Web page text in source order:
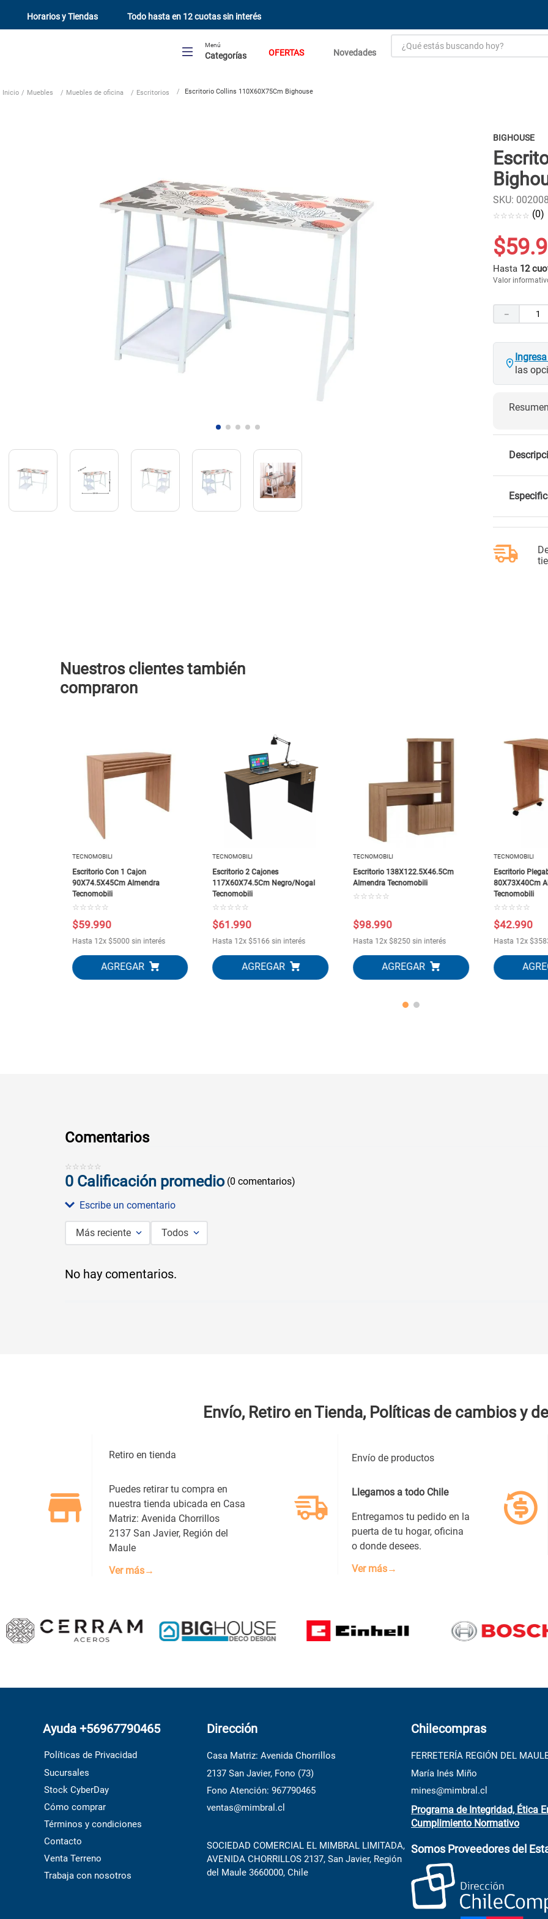
Horarios y Tiendas Todo hasta en 12 cuotas sin interés
Menú
Categorías OFERTAS Novedades
¿Qué estás buscando hoy?
Muebles Muebles de oficina Escritorios Escritorio Collins 110X60X75Cm Bighouse
BIGHOUSE
SKU:
☆ ☆ ☆ ☆ ☆ (0)
$59.
Hasta 12
Valor
－
las
Nuestros clientes también
compraron
TECNOMOBILI
Escritorio Con 1 Cajon
90X74.5X45Cm Almendra
Tecnomobili
☆☆☆☆☆
$59.990
Hasta 12x $5000 sin interés
TECNOMOBILI
Escritorio 2 Cajones
117X60X74.5Cm Negro/Nogal
Tecnomobili
☆☆☆☆☆
$61.990
Hasta 12x $5166 sin interés
TECNOMOBILI
Escritorio 138X122.5X46.5Cm
Almendra Tecnomobili
☆☆☆☆☆
$98.990
Hasta 12x $8250 sin interés
TECNOMOBILI
Escritorio
80X73X40Cm
Tecnomobili
☆☆☆☆☆
$42.990
Hasta 12x $
Comentarios
☆ ☆ ☆ ☆ ☆
0 Calificación promedio (0 comentarios)
Escribe un comentario
Título
Más reciente Todos
No hay comentarios.
Envío, Retiro en Tienda, Políticas de cambios y
Retiro en tienda
Puedes retirar tu compra en
nuestra tienda ubicada en Casa
Matriz: Avenida Chorrillos
2137 San Javier, Región del
Maule
Ver más→
Envío de productos
Llegamos a todo Chile
Entregamos tu pedido en la
puerta de tu hogar, oficina
o donde desees.
Ver más→
Ayuda +56967790465
Políticas de Privacidad
Sucursales
Stock CyberDay
Cómo comprar
Términos y condiciones
Contacto
Venta Terreno
Trabaja con nosotros
Dirección
Casa Matriz: Avenida Chorrillos
2137 San Javier, Fono (73)
Fono Atención: 967790465
ventas@mimbral.cl
SOCIEDAD COMERCIAL EL MIMBRAL LIMITADA,
AVENIDA CHORRILLOS 2137, San Javier, Región
del Maule 3660000, Chile
Chilecompras
FERRETERÍA REGIÓN DEL
María Inés Miño
mines@mimbral.cl
Programa de Integridad, Ética
Cumplimiento Normativo
Somos Proveedores del